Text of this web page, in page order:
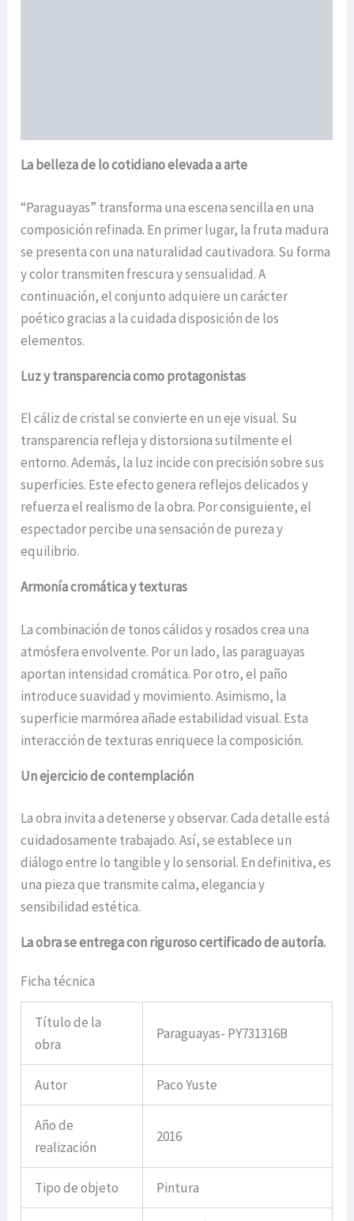
La belleza de lo cotidiano elevada a arte
“Paraguayas” transforma una escena sencilla en una
composición refinada. En primer lugar, la fruta madura
se presenta con una naturalidad cautivadora. Su forma
y color transmiten frescura y sensualidad. A
continuación, el conjunto adquiere un carácter
poético gracias a la cuidada disposición de los
elementos.
Luz y transparencia como protagonistas
El cáliz de cristal se convierte en un eje visual. Su
transparencia refleja y distorsiona sutilmente el
entorno. Además, la luz incide con precisión sobre sus
superficies. Este efecto genera reflejos delicados y
refuerza el realismo de la obra. Por consiguiente, el
espectador percibe una sensación de pureza y
equilibrio.
Armonía cromática y texturas
La combinación de tonos cálidos y rosados crea una
atmósfera envolvente. Por un lado, las paraguayas
aportan intensidad cromática. Por otro, el paño
introduce suavidad y movimiento. Asimismo, la
superficie marmórea añade estabilidad visual. Esta
interacción de texturas enriquece la composición.
Un ejercicio de contemplación
La obra invita a detenerse y observar. Cada detalle está
cuidadosamente trabajado. Así, se establece un
diálogo entre lo tangible y lo sensorial. En definitiva, es
una pieza que transmite calma, elegancia y
sensibilidad estética.
La obra se entrega con riguroso certificado de autoría.
Ficha técnica
Título de la
obra
Paraguayas- PY731316B
Autor Paco Yuste
Año de
realización
2016
Tipo de objeto Pintura